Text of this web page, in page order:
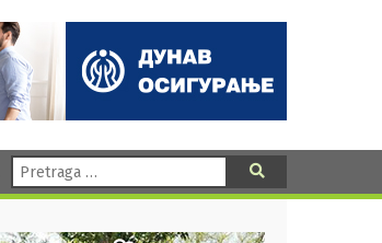
Pretraga: